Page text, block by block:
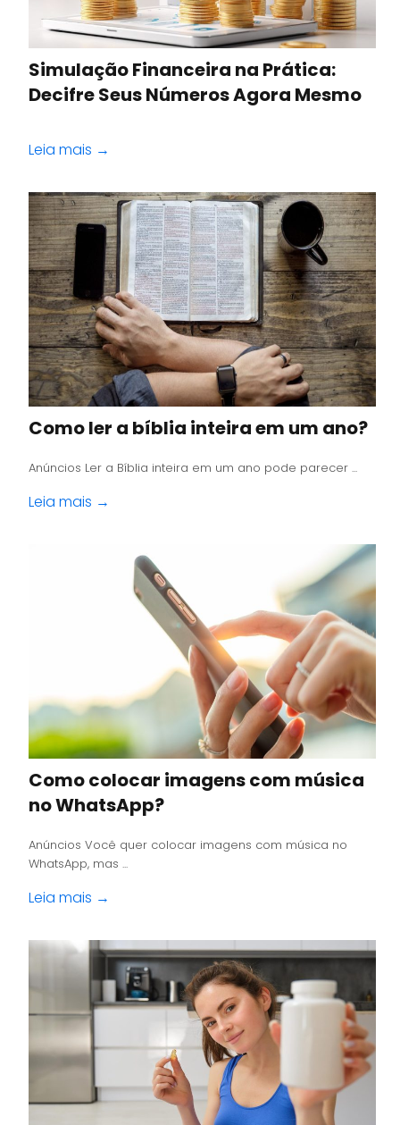
Simulação Financeira na Prática:
Decifre Seus Números Agora Mesmo
Leia mais →
Como ler a bíblia inteira em um ano?
Anúncios Ler a Bíblia inteira em um ano pode parecer ...
Leia mais →
Como colocar imagens com música
no WhatsApp?
Anúncios Você quer colocar imagens com música no
WhatsApp, mas ...
Leia mais →